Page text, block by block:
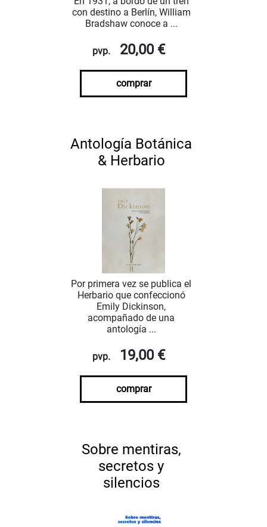
con destino a Berlín, William
Bradshaw conoce a ...
pvp. 20,00 €
comprar
Antología Botánica
& Herbario
Por primera vez se publica el
Herbario que confeccionó
Emily Dickinson,
acompañado de una
antología ...
pvp. 19,00 €
comprar
Sobre mentiras,
secretos y
silencios